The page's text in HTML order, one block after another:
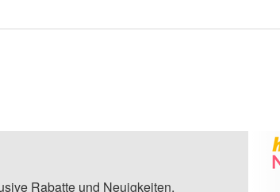
Rabatte und Neuigkeiten.